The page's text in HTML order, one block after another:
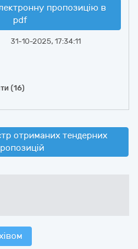
пропозицію в
pdf
31-10-2025, 17:34:11
(16)
отриманих тендерних